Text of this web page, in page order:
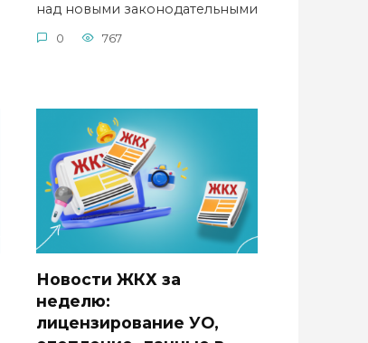
над новыми законодательными
0 767
Новости ЖКХ за
неделю:
лицензирование УО,